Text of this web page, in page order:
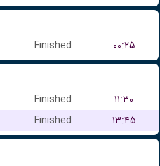
Finished
۰۰:۲۵
Finished
۱۱:۳۰
Finished
۱۳:۴۵